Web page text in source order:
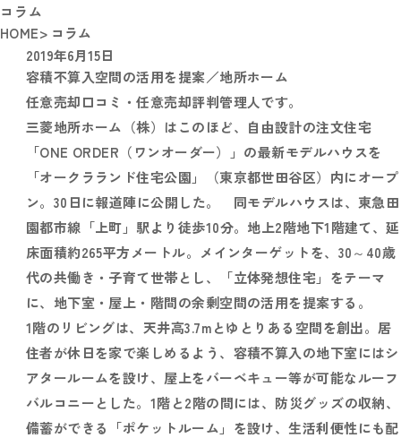
コラム
HOME> コラム
2019年6月15日
容積不算入空間の活用を提案／地所ホーム
任意売却口コミ・任意売却評判管理人です。
三菱地所ホーム（株）はこのほど、自由設計の注文住宅
「ONE ORDER（ワンオーダー）」の最新モデルハウスを
「オークラランド住宅公園」（東京都世田谷区）内にオープ
ン。30日に報道陣に公開した。 同モデルハウスは、東急田
園都市線「上町」駅より徒歩10分。地上2階地下1階建て、延
床面積約265平方メートル。メインターゲットを、30～40歳
代の共働き・子育て世帯とし、「立体発想住宅」をテーマ
に、地下室・屋上・階間の余剰空間の活用を提案する。
1階のリビングは、天井高3.7mとゆとりある空間を創出。居
住者が休日を家で楽しめるよう、容積不算入の地下室にはシ
アタールームを設け、屋上をバーベキュー等が可能なルーフ
バルコニーとした。1階と2階の間には、防災グッズの収納、
備蓄ができる「ポケットルーム」を設け、生活利便性にも配